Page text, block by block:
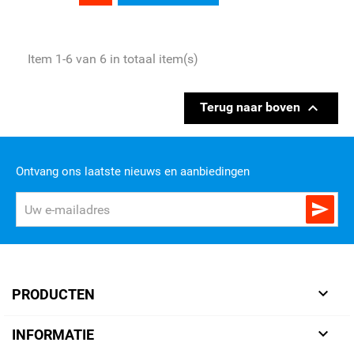
Item 1-6 van 6 in totaal item(s)
Terug naar boven 
Ontvang ons laatste nieuws en aanbiedingen

PRODUCTEN 
INFORMATIE 